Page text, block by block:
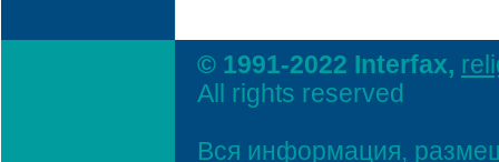
© 1991-2022 Interfax,
All rights reserved
Вся информация,